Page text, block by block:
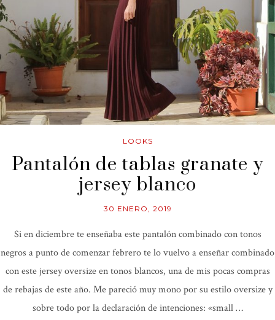
LOOKS
Pantalón de tablas granate y
jersey blanco
30 ENERO, 2019
Si en diciembre te enseñaba este pantalón combinado con tonos
negros a punto de comenzar febrero te lo vuelvo a enseñar combinado
con este jersey oversize en tonos blancos, una de mis pocas compras
de rebajas de este año. Me pareció muy mono por su estilo oversize y
sobre todo por la declaración de intenciones: «small …